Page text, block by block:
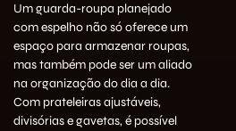
Um guarda-roupa planejado
com espelho não só oferece um
espaço para armazenar roupas,
mas também pode ser um aliado
na organização do dia a dia.
Com prateleiras ajustáveis,
divisórias e gavetas, é possível